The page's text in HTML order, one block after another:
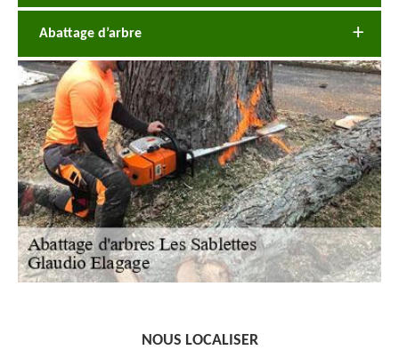
Abattage d’arbre
NOUS LOCALISER